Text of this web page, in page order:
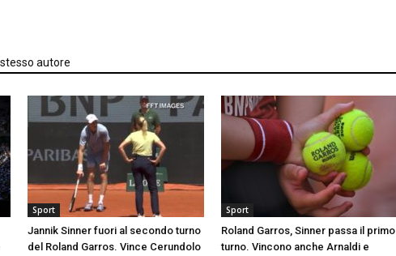
autore
Sport
Jannik Sinner fuori al secondo turno
del Roland Garros. Vince Cerundolo
Sport
Roland Garros, Sinner passa il primo
turno. Vincono anche Arnaldi e